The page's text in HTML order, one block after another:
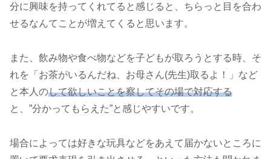
分に興味を持ってくれてると感じると、ちらっと目を合わ
せるなんてことが増えてくると思います。
また、飲み物や食べ物などを子どもが取ろうとする時、そ
れを「お茶がいるんだね、お母さん(先生)取るよ！」など
と本人のして欲しいことを察してその場で対応する
と、”分かってもらえた”と感じやすいです。
場合によっては好きな玩具などをあえて届かないところに